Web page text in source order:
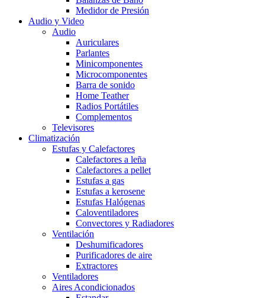
Medidor de Presión
Audio y Video
Audio
Auriculares
Parlantes
Minicomponentes
Microcomponentes
Barra de sonido
Home Teather
Radios Portátiles
Complementos
Televisores
Climatización
Estufas y Calefactores
Calefactores a leña
Calefactores a pellet
Estufas a gas
Estufas a kerosene
Estufas Halógenas
Caloventiladores
Convectores y Radiadores
Ventilación
Deshumificadores
Purificadores de aire
Extractores
Ventiladores
Aires Acondicionados